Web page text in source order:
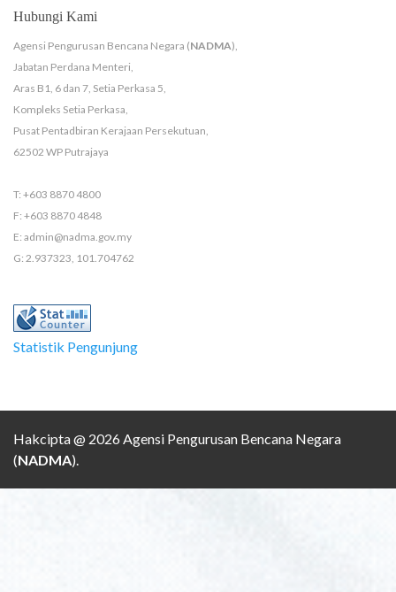
Hubungi Kami
Agensi Pengurusan Bencana Negara (NADMA),
Jabatan Perdana Menteri,
Aras B1, 6 dan 7, Setia Perkasa 5,
Kompleks Setia Perkasa,
Pusat Pentadbiran Kerajaan Persekutuan,
62502 WP Putrajaya
T: +603 8870 4800
F: +603 8870 4848
E: admin@nadma.gov.my
G: 2.937323, 101.704762
Statistik Pengunjung
Hakcipta @ 2026 Agensi Pengurusan Bencana Negara
(NADMA).